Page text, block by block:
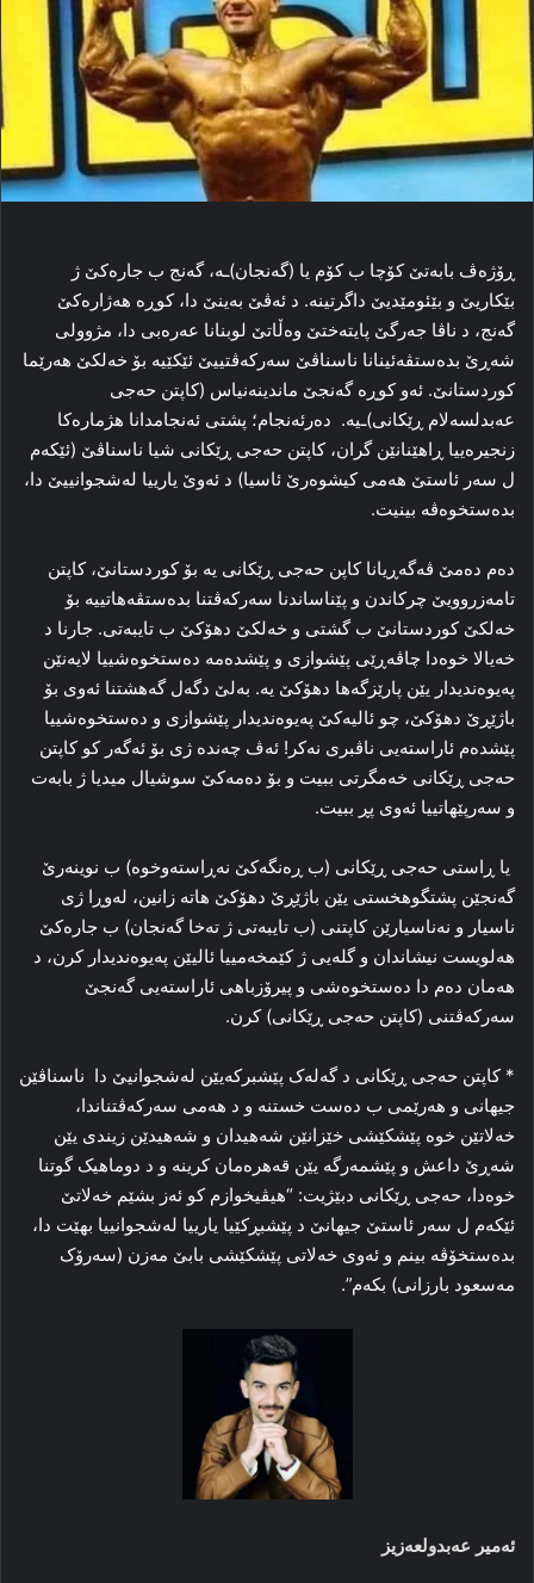
ڕۆژەڤ بابەتێ کۆچا ب کۆم یا (گەنجان)ـە، گەنج ب جارەکێ ژ
بێکاریێ و بێئومێدیێ داگرتینە. د ئەڤێ بەینێ دا، کوڕە هەژارەکێ
گەنج، د ناڤا جەرگێ پایتەختێ وەڵاتێ لوبنانا عەرەبی دا، مژوولی
شەڕێ بدەستڤەئینانا ناسناڤێ سەرکەڤتییێ ئێکێیە بۆ خەلکێ هەرێما
کوردستانێ. ئەو کوڕە گەنجێ ماندینەنیاس (کاپتن حەجی
عەبدلسەلام ڕێکانی)ـیە. دەرئەنجام؛ پشتی ئەنجامدانا هژمارەکا
زنجیرەییا ڕاهێنانێن گران، کاپتن حەجی ڕێکانی شیا ناسناڤێ (ئێکەم
ل سەر ئاستێ هەمی کیشوەرێ ئاسیا) د ئەوێ یارییا لەشجوانییێ دا،
بدەستخوەڤە بینیت.
دەم دەمێ ڤەگەڕیانا کاپن حەجی ڕێکانی یە بۆ کوردستانێ، کاپتن
تامەزروویێ چرکاندن و پێناساندنا سەرکەڤتنا بدەستڤەهاتییە بۆ
خەلکێ کوردستانێ ب گشتی و خەلکێ دهۆکێ ب تایبەتی. جارنا د
خەیالا خوەدا چاڤەڕێی پێشوازی و پێشدەمە دەستخوەشییا لایەنێن
پەیوەندیدار یێن پارێزگەها دهۆکێ یە. بەلێ دگەل گەهشتنا ئەوی بۆ
باژێڕێ دهۆکێ، چو ئالیەکێ پەیوەندیدار پێشوازی و دەستخوەشییا
پێشدەم ئاراستەیی ناڤبری نەکر! ئەڤ چەندە ژی بۆ ئەگەر کو کاپتن
حەجی ڕێکانی خەمگرتی ببیت و بۆ دەمەکێ سوشیال میدیا ژ بابەت
و سەرپێهاتییا ئەوی پڕ ببیت.
یا ڕاستی حەجی ڕێکانی (ب ڕەنگەکێ نەڕاستەوخوە) ب نوینەرێ
گەنجێن پشتگوهخستی یێن باژێڕێ دهۆکێ هاتە زانین، لەوڕا ژی
ناسیار و نەناسیارێن کاپتنی (ب تایبەتی ژ تەخا گەنجان) ب جارەکێ
هەلویست نیشاندان و گلەیی ژ کێمخەمییا ئالیێن پەیوەندیدار کرن، د
هەمان دەم دا دەستخوەشی و پیرۆزباهی ئاراستەیی گەنجێ
سەرکەڤتنی (کاپتن حەجی ڕێکانی) کرن.
* کاپتن حەجی ڕێکانی د گەلەک پێشبرکەیێن لەشجوانیێ دا ناسناڤێن
جیهانی و هەرێمی ب دەست خستنە و د هەمی سەرکەڤتناندا،
خەلاتێن خوە پێشکێشی خێزانێن شەهیدان و شەهیدێن زیندی یێن
شەڕێ داعش و پێشمەرگە یێن قەهرەمان کرینە و د دوماهیک گوتنا
خوەدا، حەجی ڕێکانی دبێژیت: “هیڤیخوازم کو ئەز بشێم خەلاتێ
ئێکەم ل سەر ئاستێ جیهانێ د پێشبڕکێیا یارییا لەشجوانییا بهێت دا،
بدەستخۆڤە بینم و ئەوی خەلاتی پێشکێشی بابێ مەزن (سەرۆک
مەسعود بارزانی) بکەم”.
ئەمیر عەبدولعەزیز